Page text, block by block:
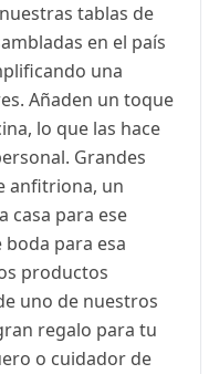
tablas de
en el país
una
Añaden un toque
lo que las hace
Grandes
anfitriona, un
casa para ese
para esa
productos
uno de nuestros
regalo para tu
o cuidador de